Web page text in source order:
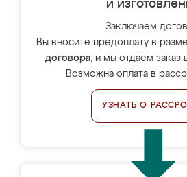
и
Заключаем
Вы вносите предоплату в
договора, и мы отдаём заказ
Возможна оплата в
УЗНАТЬ О